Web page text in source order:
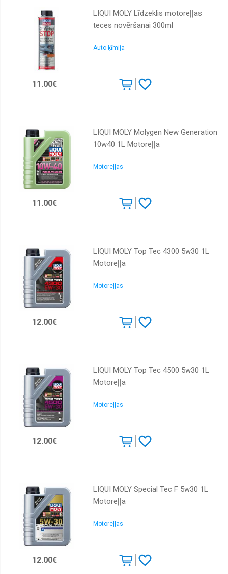
LIQUI MOLY Līdzeklis motoreļļas
teces novēršanai 300ml
Auto ķīmija
11.00€
LIQUI MOLY Molygen New Generation
10w40 1L Motoreļļa
Motoreļļas
11.00€
LIQUI MOLY Top Tec 4300 5w30 1L
Motoreļļa
Motoreļļas
12.00€
LIQUI MOLY Top Tec 4500 5w30 1L
Motoreļļa
Motoreļļas
12.00€
LIQUI MOLY Special Tec F 5w30 1L
Motoreļļa
Motoreļļas
12.00€